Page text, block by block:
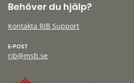
Behöver du hjälp?
Kontakta RIB Support
E-POST
rib@msb.se